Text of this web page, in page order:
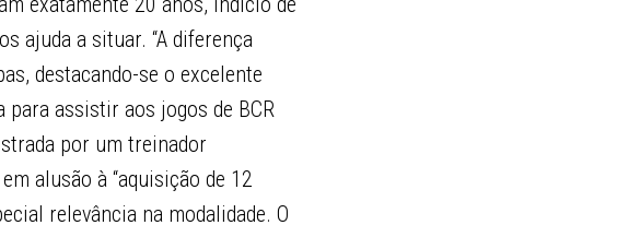
ajuda a situar. “A diferença
destacando-se o excelente
para assistir aos jogos de BCR
por um treinador
alusão à “aquisição de 12
relevância na modalidade. O